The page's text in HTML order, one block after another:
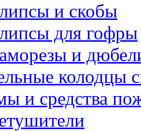
и скобы
для гофры
и
колодцы
и средства